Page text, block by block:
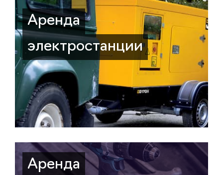
Аренда
электростанции
Аренда